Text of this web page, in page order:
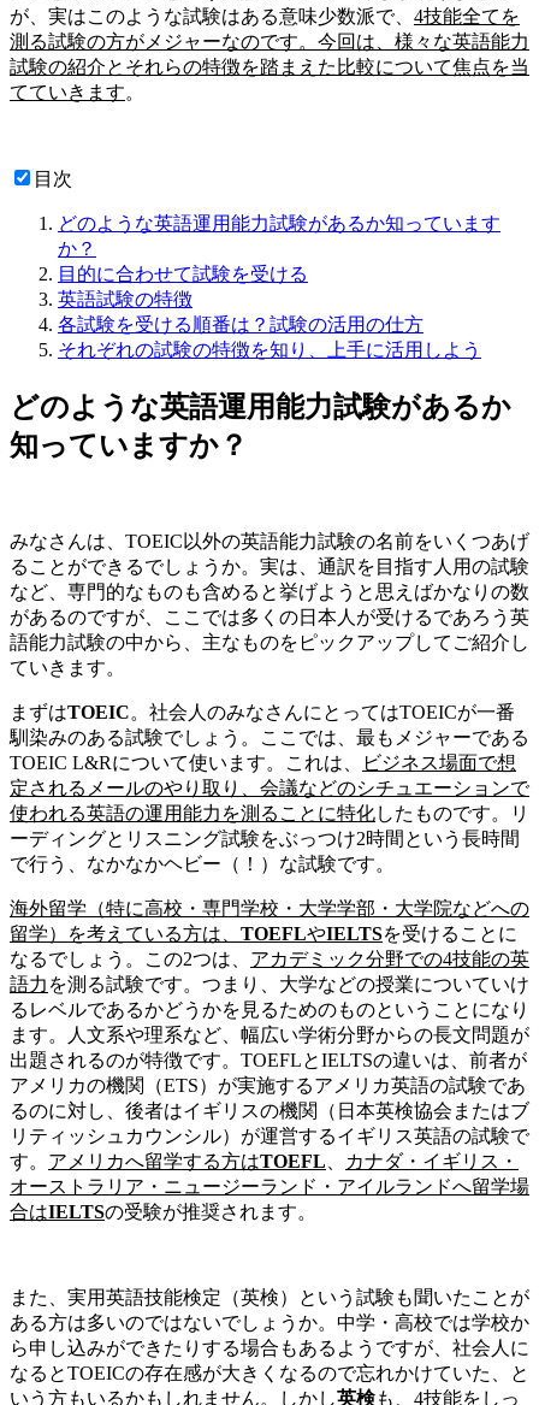
が、実はこのような試験はある意味少数派で、 4技能全てを
測る試験の方がメジャーなのです。今回は、様々な英語能力
試験の紹介とそれらの特徴を踏まえた比較について焦点を当
てていきます。
目次
どのような英語運用能力試験があるか知っています
か？
目的に合わせて試験を受ける
英語試験の特徴
各試験を受ける順番は？試験の活用の仕方
それぞれの試験の特徴を知り、上手に活用しよう
どのような英語運用能力試験があるか
知っていますか？
みなさんは、TOEIC以外の英語能力試験の名前をいくつあげ
ることができるでしょうか。実は、通訳を目指す人用の試験
など、専門的なものも含めると挙げようと思えばかなりの数
があるのですが、ここでは多くの日本人が受けるであろう英
語能力試験の中から、主なものをピックアップしてご紹介し
ていきます。
まずはTOEIC。社会人のみなさんにとってはTOEICが一番
馴染みのある試験でしょう。ここでは、最もメジャーである
TOEIC L&Rについて使います。これは、
ビジネス場面で想
定されるメールのやり取り、会議などのシチュエーションで
使われる英語の運用能力を測ることに特化したものです。リ
ーディングとリスニング試験をぶっつけ2時間という長時間
で行う、なかなかヘビー（！）な試験です。
海外留学（特に高校・専門学校・大学学部・大学院などへの
留学）を考えている方は、 TOEFLやIELTSを受けることに
なるでしょう。この2つは、 アカデミック分野での4技能の英
語力 を測る試験です。つまり、大学などの授業についていけ
るレベルであるかどうかを見るためのものということになり
ます。人文系や理系など、幅広い学術分野からの長文問題が
出題されるのが特徴です。TOEFLとIELTSの違いは、前者が
アメリカの機関（ETS）が実施するアメリカ英語の試験であ
るのに対し、後者はイギリスの機関（日本英検協会またはブ
リティッシュカウンシル）が運営するイギリス英語の試験で
す。 アメリカへ留学する方はTOEFL
カナダ・イギリス・
オーストラリア・ニュージーランド・アイルランドへ留学場
合はIELTSの受験が推奨されます。
また、実用英語技能検定（英検）という試験も聞いたことが
ある方は多いのではないでしょうか。中学・高校では学校か
ら申し込みができたりする場合もあるようですが、社会人に
なるとTOEICの存在感が大きくなるので忘れかけていた、と
いう方もいるかもしれません。
しかし英検も、4技能をしっ